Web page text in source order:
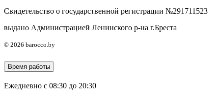
Свидетельство о государственной регистрации №291711523
выдано Администрацией Ленинского р-на г.Бреста
© 2026 barocco.by
Время работы
Ежедневно с 08:30 до 20:30